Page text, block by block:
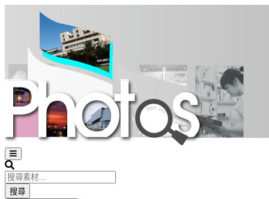
Open
sidebar
Search
搜尋